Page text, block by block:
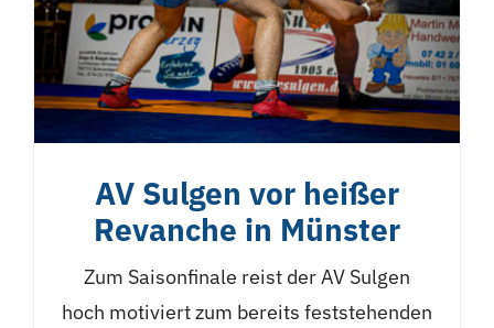
AV Sulgen vor heißer
Revanche in Münster
Zum Saisonfinale reist der AV Sulgen
hoch motiviert zum bereits feststehenden